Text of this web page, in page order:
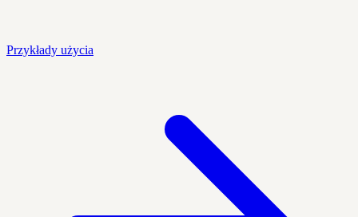
Przykłady użycia